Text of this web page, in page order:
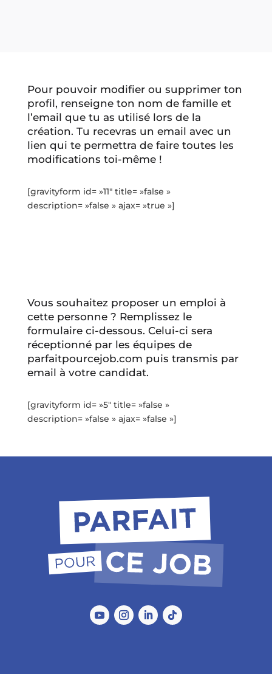
Pour pouvoir modifier ou supprimer ton
profil, renseigne ton nom de famille et
l’email que tu as utilisé lors de la
création. Tu recevras un email avec un
lien qui te permettra de faire toutes les
modifications toi-même !
[gravityform id= »11″ title= »false »
description= »false » ajax= »true »]
Vous souhaitez proposer un emploi à
cette personne ? Remplissez le
formulaire ci-dessous. Celui-ci sera
réceptionné par les équipes de
parfaitpourcejob.com puis transmis par
email à votre candidat.
[gravityform id= »5″ title= »false »
description= »false » ajax= »false »]